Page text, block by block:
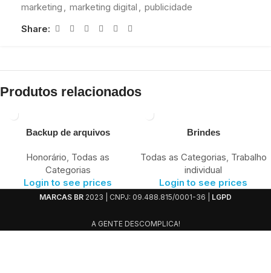
marketing , marketing digital , publicidade
Share:
Produtos relacionados
Backup de arquivos
Honorário, Todas as
Categorias
Login to see prices
Brindes
Todas as Categorias, Trabalho
individual
Login to see prices
MARCAS BR 2023 | CNPJ: 09.488.815/0001-36 | LGPD
A GENTE DESCOMPLICA!